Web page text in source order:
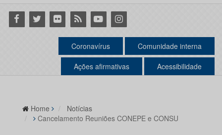
Facebook
Twitter Flickr RSS YoutubeInstagram
Coronavírus Comunidade interna
Ações afirmativas Acessibilidade
Home
Notícias
Cancelamento Reuniões CONEPE e CONSU